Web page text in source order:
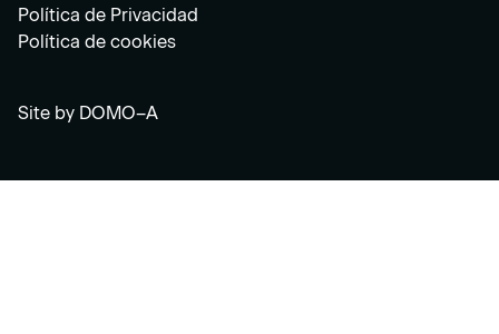
Política de Privacidad
Política de cookies
Site by DOMO–A